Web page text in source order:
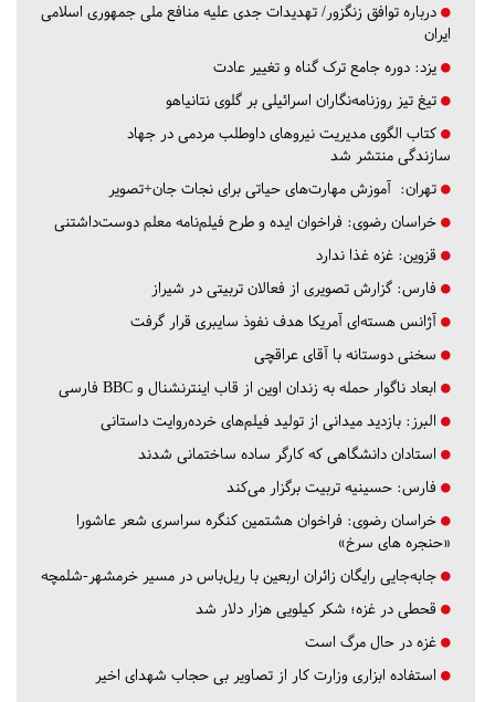
درباره توافق زنگزور/ تهدیدات جدی علیه منافع ملی جمهوری اسلامی
ایران
یزد: دوره جامع ترک گناه و تغییر عادت
تیغ تیز روزنامه‌نگاران اسرائیلی بر گلوی نتانیاهو
کتاب الگوی مدیریت نیروهای داوطلب مردمی در جهاد
سازندگی منتشر شد
تهران: آموزش مهارت‌های حیاتی برای نجات جان+تصویر
خراسان رضوی: فراخوان ایده و طرح فیلم‌نامه معلم دوست‌داشتنی
قزوین: غزه غذا ندارد
فارس: گزارش تصویری از فعالان تربیتی در شیراز
آژانس هسته‌ای آمریکا هدف نفوذ سایبری قرار گرفت
سخنی دوستانه با آقای عراقچی
ابعاد ناگوار حمله به زندان اوین از قاب اینترنشنال و BBC فارسی
البرز: بازدید میدانی از تولید فیلم‌های خرده‌روایت داستانی
استادان دانشگاهی که کارگر ساده ساختمانی شدند
فارس: حسینیه تربیت برگزار می‌کند
خراسان رضوی: فراخوان هشتمین کنگره سراسری شعر عاشورا
«حنجره های سرخ»
جابه‌جایی رایگان زائران اربعین با ریل‌باس در مسیر خرمشهر-شلمچه
قحطی در غزه؛ شکر کیلویی هزار دلار شد
غزه در حال مرگ است
استفاده ابزاری وزارت کار از تصاویر بی حجاب شهدای اخیر